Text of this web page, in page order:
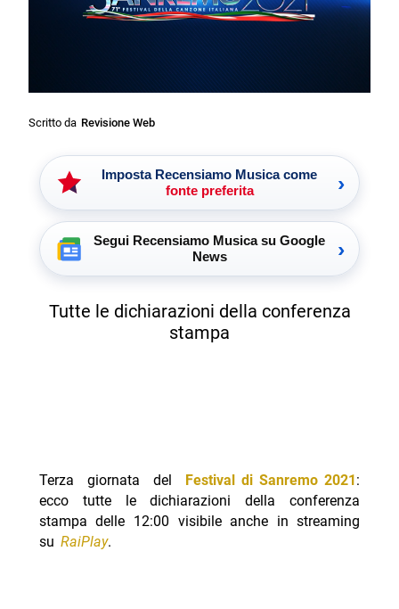
Scritto da Revisione Web
Imposta Recensiamo Musica come
fonte preferita
›
Segui Recensiamo Musica su Google
News
›
Tutte le dichiarazioni della conferenza
stampa
Terza giornata del Festival di Sanremo 2021 :
ecco tutte le dichiarazioni della conferenza
stampa delle 12:00 visibile anche in streaming
su RaiPlay.